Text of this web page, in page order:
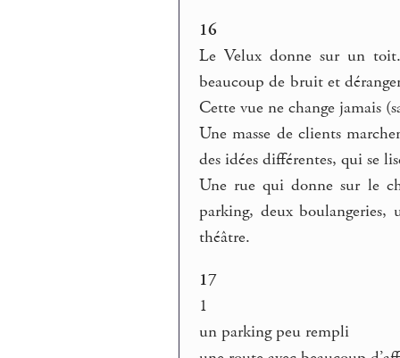
16
Le Velux donne sur un
beaucoup de bruit et
Cette vue ne change jamais
Une masse de clients
des idées différentes, qui se
Une rue qui donne sur le
parking, deux boulangeries,
théâtre.
17
1
un parking peu rempli